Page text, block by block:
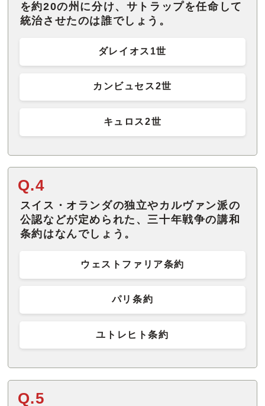
を約20の州に分け、サトラップを任命して
統治させたのは誰でしょう。
ダレイオス1世
カンビュセス2世
キュロス2世
Q.4
スイス・オランダの独立やカルヴァン派の
公認などが定められた、三十年戦争の講和
条約はなんでしょう。
ウェストファリア条約
パリ条約
ユトレヒト条約
Q.5